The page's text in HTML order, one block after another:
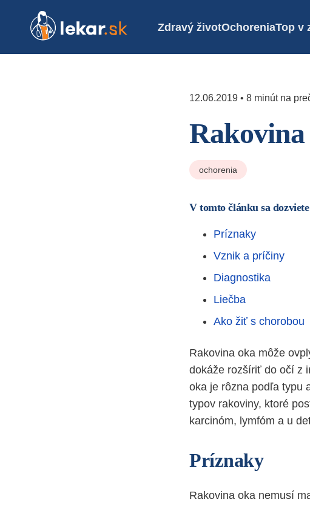
Zdravý životOchoreniaTop v
12.06.2019 • 8 minút na
ochorenia
V tomto článku sa dozviete
Príznaky
Vznik a príčiny
Diagnostika
Liečba
Ako žiť s chorobou
Rakovina oka môže
dokáže rozšíriť do očí z
oka je rôzna podľa typu
typov rakoviny, ktoré
karcinóm, lymfóm a u
Príznaky
Rakovina oka nemusí